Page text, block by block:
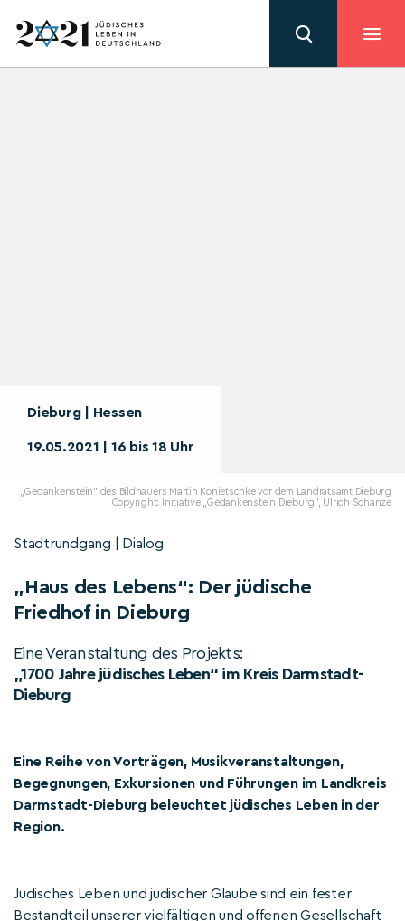
Dieburg | Hessen
19.05.2021 | 16 bis 18 Uhr
„Gedankenstein" des Bildhauers Martin Konietschke vor dem Landratsamt Dieburg
Copyright: Initiative „Gedankenstein Dieburg", Ulrich Schanze
Stadtrundgang | Dialog
„Haus des Lebens“: Der jüdische
Friedhof in Dieburg
Eine Veranstaltung des Projekts:
„1700 Jahre jüdisches Leben“ im Kreis Darmstadt-
Dieburg
Eine Reihe von Vorträgen, Musikveranstaltungen,
Begegnungen, Exkursionen und Führungen im Landkreis
Darmstadt-Dieburg beleuchtet jüdisches Leben in der
Region.
Jüdisches Leben und jüdischer Glaube sind ein fester
Bestandteil unserer vielfältigen und offenen Gesellschaft